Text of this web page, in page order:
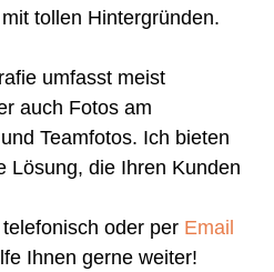
tollen Hintergründen.
umfasst meist
auch Fotos am
Teamfotos. Ich bieten
Lösung, die Ihren Kunden
oder per Email
Ihnen gerne weiter!